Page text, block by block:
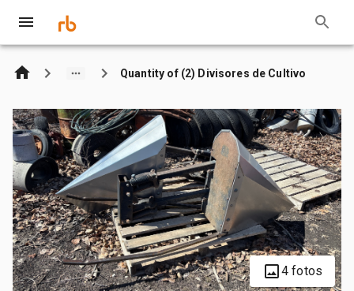
Quantity of (2) Divisores de Cultivo
4 fotos